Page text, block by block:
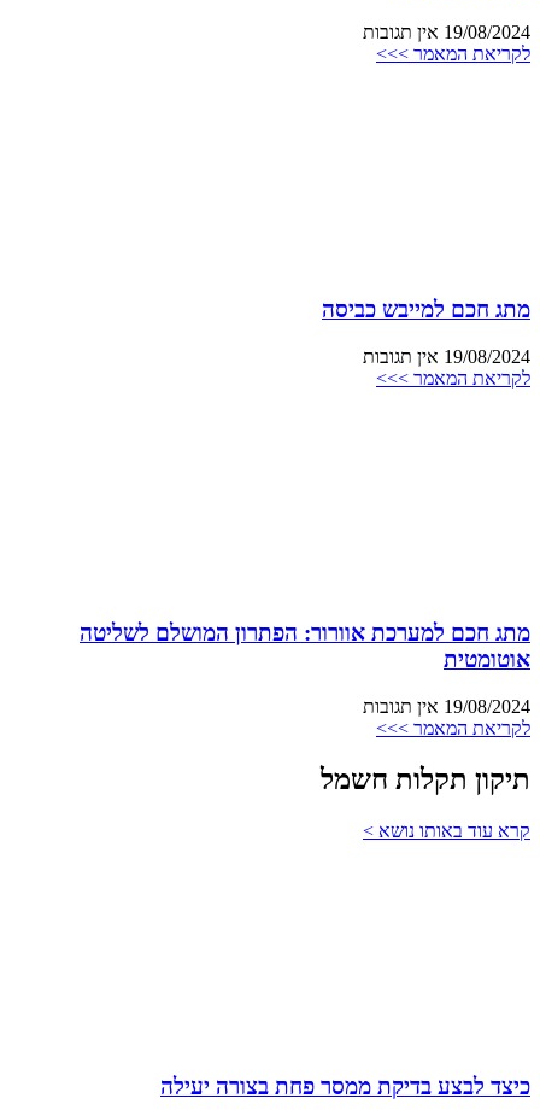
19/08/2024 אין תגובות
לקריאת המאמר >>>
מתג חכם למייבש כביסה
19/08/2024 אין תגובות
לקריאת המאמר >>>
מתג חכם למערכת אוורור: הפתרון המושלם לשליטה
אוטומטית
19/08/2024 אין תגובות
לקריאת המאמר >>>
תיקון תקלות חשמל
קרא עוד באותו נושא >
כיצד לבצע בדיקת ממסר פחת בצורה יעילה